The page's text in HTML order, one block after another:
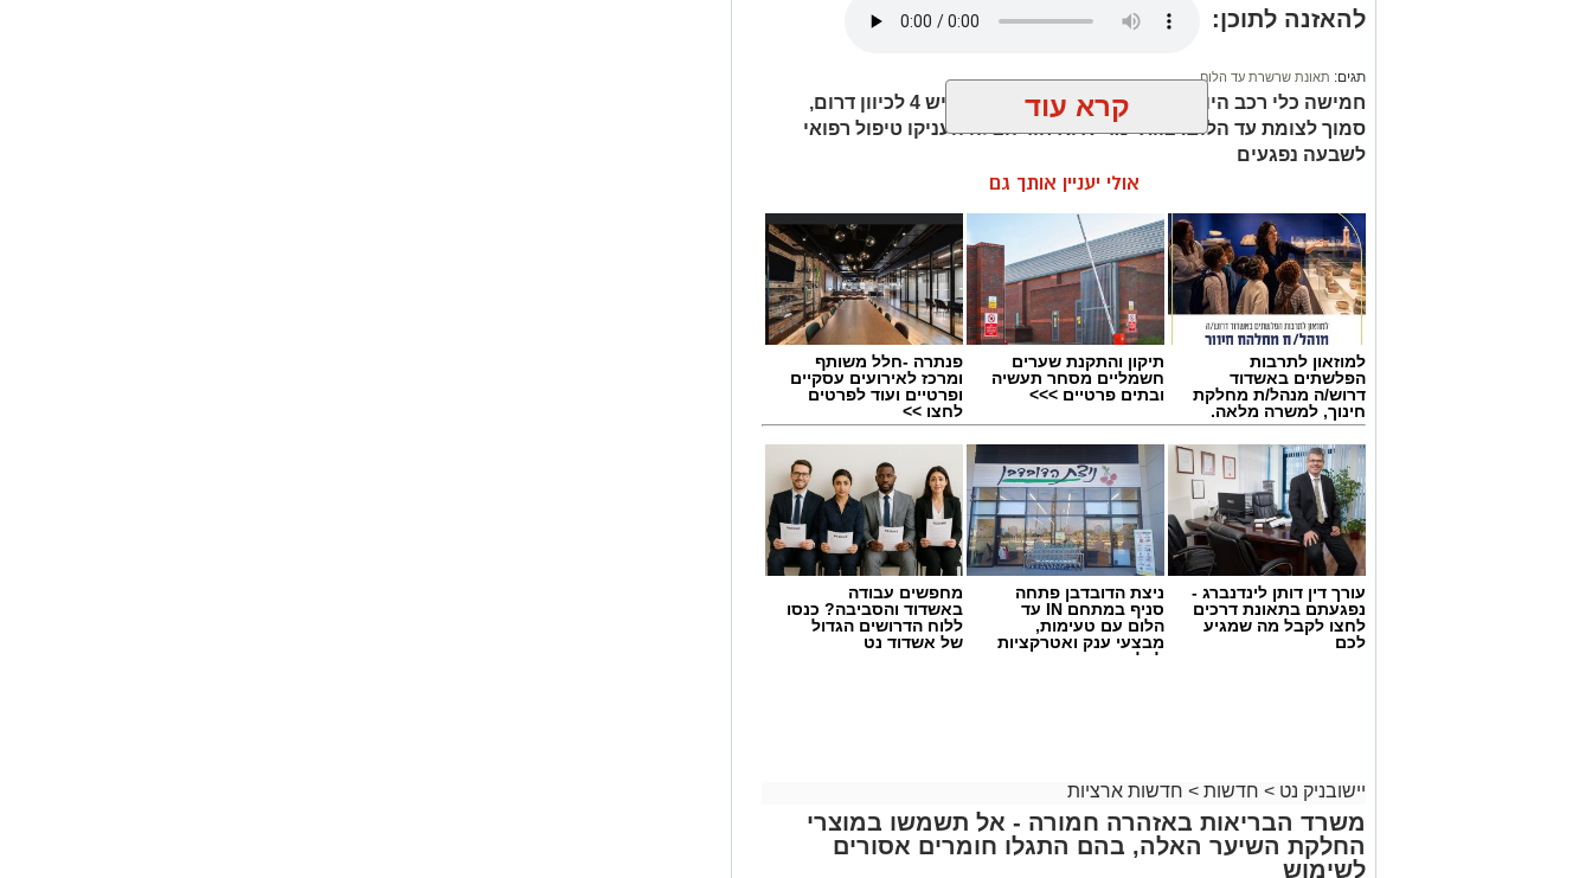
להאזנה לתוכן:
תגים: תאונת שרשרת עד הלום
חמישה כלי רכב היו מעורבים בתאונת שרשרת בכביש 4 לכיוון דרום,
סמוך לצומת עד הלום. צוותי מד”א ואיחוד הצלה העניקו טיפול רפואי
לשבעה נפגעים
צילום: דוברות איחוד הצלה
נפגעים במצב קל. שניים מהפצועים פונו באמבולנס של איחוד הצלה להמשך טיפול
בבית החולים אסותא באשדוד, בעוד יתר הנפגעים טופלו במקום.
בעקבות התאונה נרשמו עומסי תנועה באזור, והנהגים מתבקשים לנסוע בזהירות
קרא עוד
אולי יעניין אותך גם
למוזאון לתרבות
הפלשתים באשדוד
דרוש/ה מנהל/ת מחלקת
חינוך, למשרה מלאה.
תיקון והתקנת שערים
חשמליים מסחר תעשיה
ובתים פרטיים >>>
פנתרה -חלל משותף
ומרכז לאירועים עסקיים
ופרטיים ועוד לפרטים
לחצו >>
עורך דין דותן לינדנברג -
נפגעתם בתאונת דרכים
לחצו לקבל מה שמגיע
לכם
ניצת הדובדבן פתחה
סניף במתחם IN עד
הלום עם טעימות,
מבצעי ענק ואטרקציות
לכל המשפחה
מחפשים עבודה
באשדוד והסביבה? כנסו
ללוח הדרושים הגדול
של אשדוד נט
יישובניק נט > חדשות > חדשות ארציות
משרד הבריאות באזהרה חמורה - אל תשמשו במוצרי
החלקת השיער האלה, בהם התגלו חומרים אסורים
לשימוש